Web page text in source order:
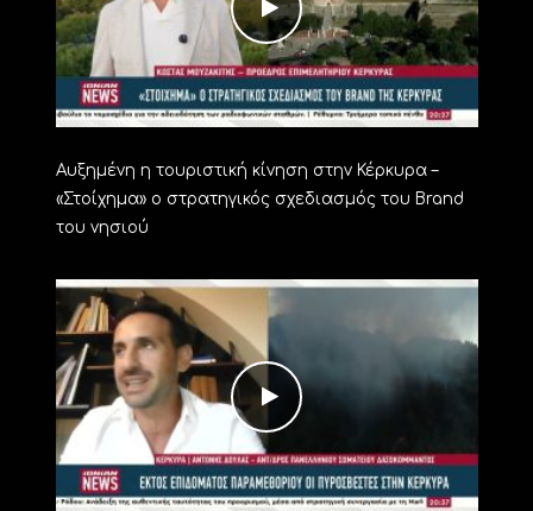
Αυξημένη η τουριστική κίνηση στην Κέρκυρα –
«Στοίχημα» ο στρατηγικός σχεδιασμός του Brand
του νησιού